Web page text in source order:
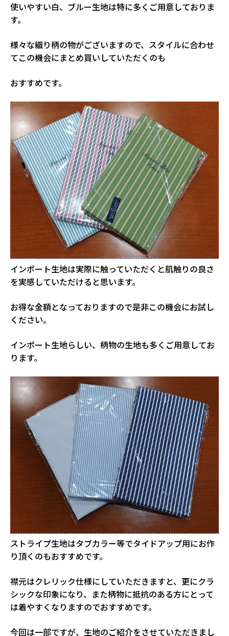
使いやすい白、ブルー生地は特に多くご用意しておりま
す。
様々な織り柄の物がございますので、スタイルに合わせ
てこの機会にまとめ買いしていただくのも
おすすめです。
インポート生地は実際に触っていただくと肌触りの良さ
を実感していただけると思います。
お得な金額となっておりますので是非この機会にお試し
ください。
インポート生地らしい、柄物の生地も多くご用意してお
ります。
ストライプ生地はタブカラー等でタイドアップ用にお作
り頂くのもおすすめです。
襟元はクレリック仕様にしていただきますと、更にクラ
シックな印象になり、また柄物に抵抗のある方にとって
は着やすくなりますのでおすすめです。
今回は一部ですが、生地のご紹介をさせていただきまし